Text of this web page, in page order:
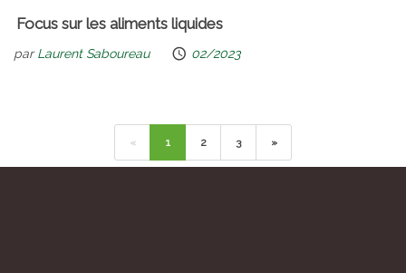
Focus sur les aliments liquides
parLaurent Saboureau 02/2023
« 1 2 3 »